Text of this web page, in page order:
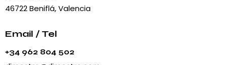
46722 Beniflá, Valencia
Email / Tel
+34 962 804 502